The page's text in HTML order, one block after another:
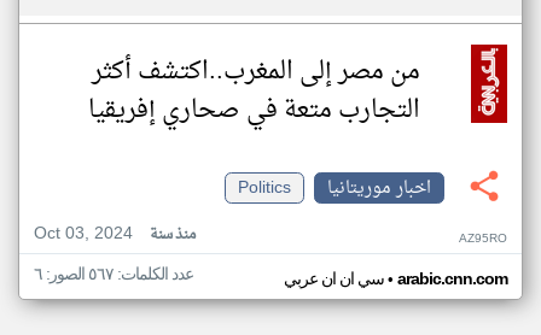
من مصر إلى المغرب..اكتشف أكثر
التجارب متعة في صحاري إفريقيا
اخبار موريتانيا
Politics
Oct 03, 2024
منذ سنة AZ95RO
سي ان ان عربي• arabic.cnn.com عدد الكلمات: ٥٦٧ الصور: ٦